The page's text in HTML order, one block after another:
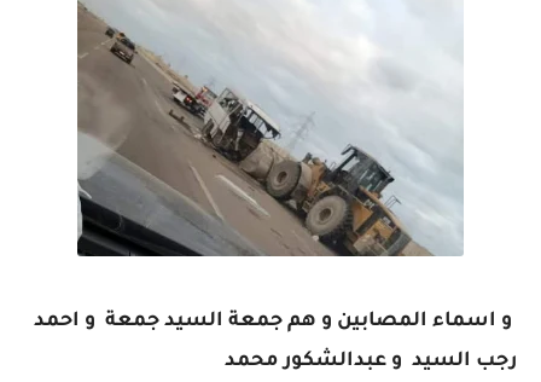
و اسماء المصابين و هم جمعة السيد جمعة و احمد
رجب السيد و عبدالشكور محمد